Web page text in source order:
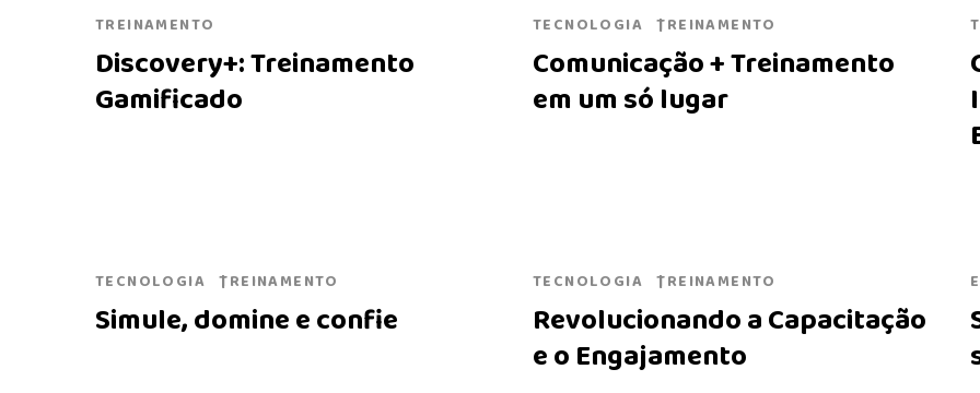
TREINAMENTO
Discovery+: Treinamento
Gamificado
TECNOLOGIA TREINAMENTO
Comunicação + Treinamento
em um só lugar
TECNOLOGIA TREINAMENTO
Simule, domine e confie
TECNOLOGIA TREINAMENTO
Revolucionando a Capacitação
e o Engajamento